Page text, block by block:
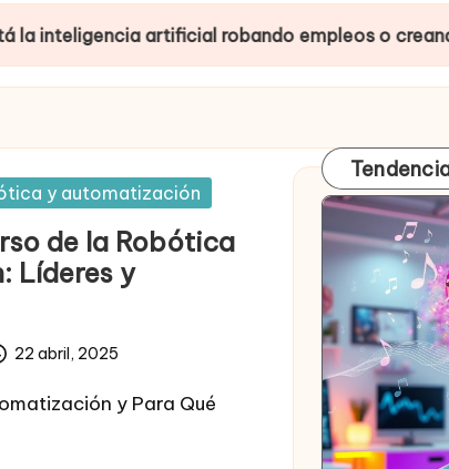
artificial robando empleos o creando nuevas
y automatización
de la Robótica
Líderes y
22 abril, 2025
y Para Qué